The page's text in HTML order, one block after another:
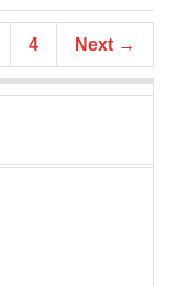
4 Next →